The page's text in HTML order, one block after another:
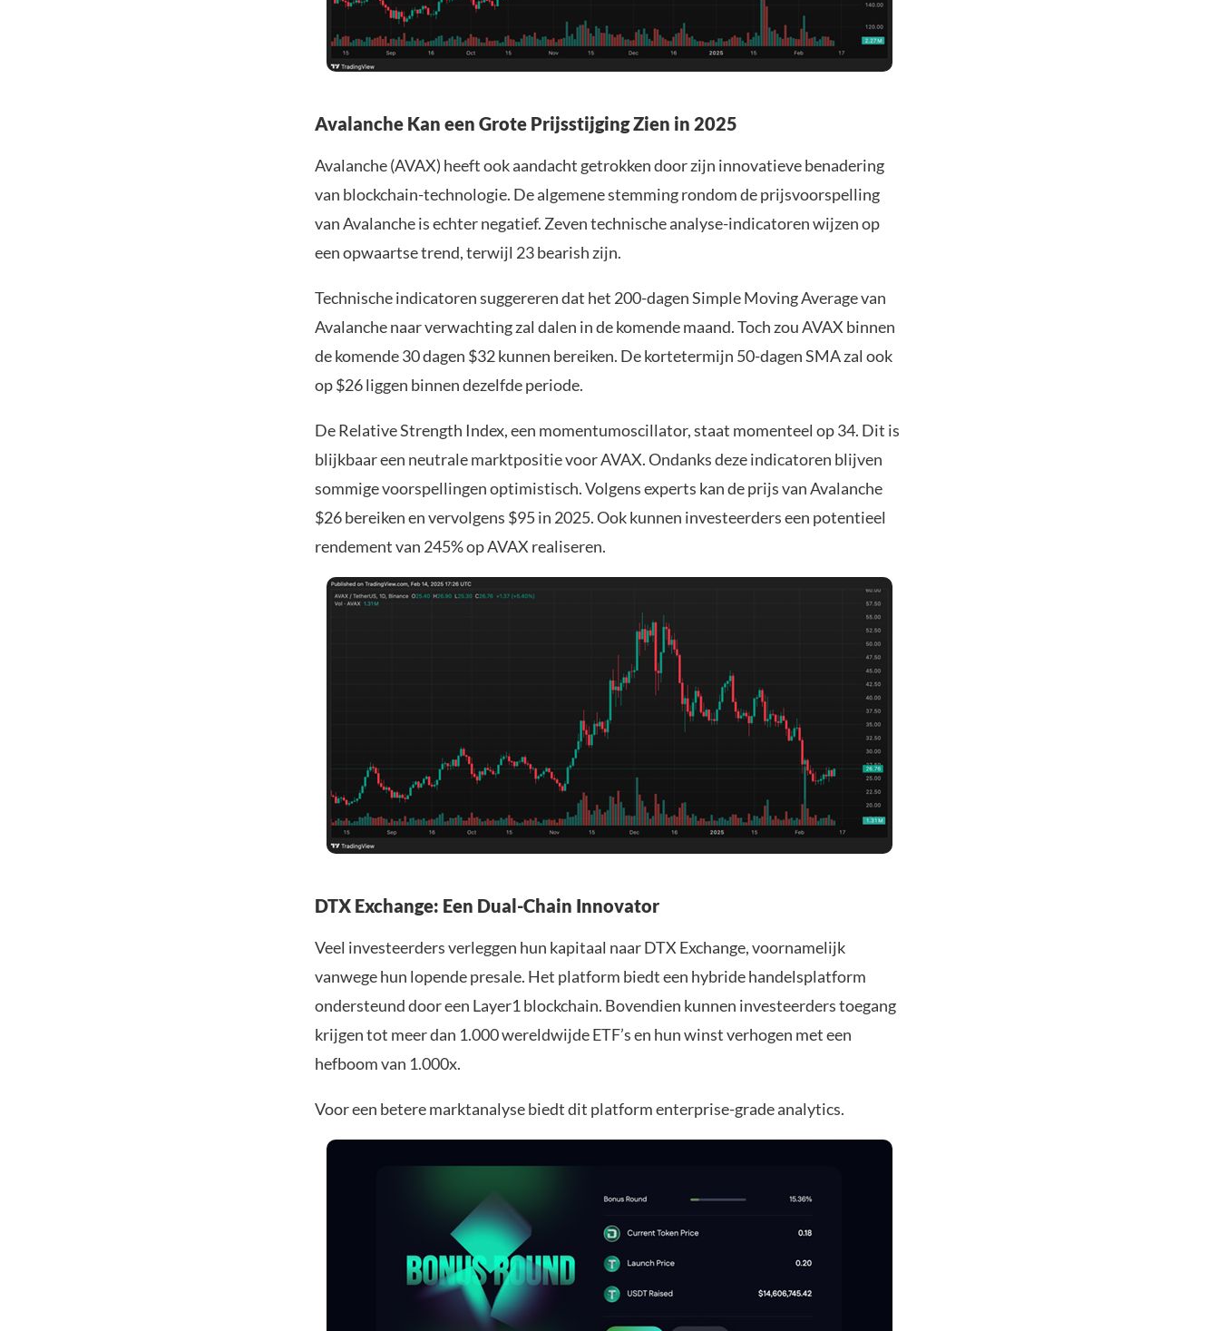
Avalanche Kan een Grote Prijsstijging Zien in 2025
Avalanche (AVAX) heeft ook aandacht getrokken door zijn innovatieve benadering
van blockchain-technologie. De algemene stemming rondom de prijsvoorspelling
van Avalanche is echter negatief. Zeven technische analyse-indicatoren wijzen op
een opwaartse trend, terwijl 23 bearish zijn.
Technische indicatoren suggereren dat het 200-dagen Simple Moving Average van
Avalanche naar verwachting zal dalen in de komende maand. Toch zou AVAX binnen
de komende 30 dagen $32 kunnen bereiken. De kortetermijn 50-dagen SMA zal ook
op $26 liggen binnen dezelfde periode.
De Relative Strength Index, een momentumoscillator, staat momenteel op 34. Dit is
blijkbaar een neutrale marktpositie voor AVAX. Ondanks deze indicatoren blijven
sommige voorspellingen optimistisch. Volgens experts kan de prijs van Avalanche
$26 bereiken en vervolgens $95 in 2025. Ook kunnen investeerders een potentieel
rendement van 245% op AVAX realiseren.
DTX Exchange: Een Dual-Chain Innovator
Veel investeerders verleggen hun kapitaal naar DTX Exchange, voornamelijk
vanwege hun lopende presale. Het platform biedt een hybride handelsplatform
ondersteund door een Layer1 blockchain. Bovendien kunnen investeerders toegang
krijgen tot meer dan 1.000 wereldwijde ETF’s en hun winst verhogen met een
hefboom van 1.000x.
Voor een betere marktanalyse biedt dit platform enterprise-grade analytics.